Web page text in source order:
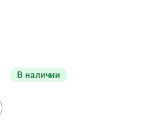
В наличии